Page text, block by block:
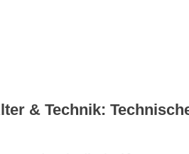
& Technik: